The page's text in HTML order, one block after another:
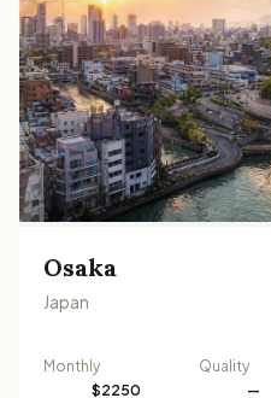
Osaka
Japan
Monthly
$2250
Quality
—